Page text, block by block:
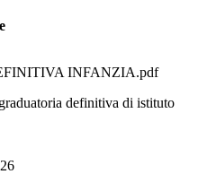
INFANZIA.pdf
definitiva di istituto